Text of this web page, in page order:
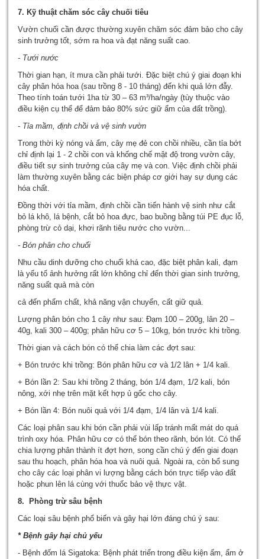
7. Kỹ thuật chăm sóc cây chuối tiêu
Vườn chuối cần được thường xuyên chăm sóc đảm bảo cho cây
sinh trưởng tốt, sớm ra hoa và đạt năng suất cao.
- Tưới nước
Thời gian hạn, ít mưa cần phải tưới. Đặc biệt chú ý giai đoạn khi
cây phân hóa hoa (sau trồng 8 - 10 tháng) đến khi quả lớn đẫy.
Theo tính toán tưới 1ha từ 30 – 63 m³/ha/ngày (tùy thuộc vào
điều kiện cụ thể để đảm bảo 80% sức giữ ẩm của đất trồng).
- Tỉa mầm, định chồi và vệ sinh vườn
Trong thời kỳ nóng và ẩm, cây mẹ đẻ con chồi nhiều, cần tỉa bớt
chỉ định lại 1 - 2 chồi con và khống chế mật độ trong vườn cây,
điều tiết sự sinh trưởng của cây mẹ và con. Việc định chồi phải
làm thường xuyên bằng các biện pháp cơ giới hay sự dụng các
hóa chất.
Đồng thời với tỉa mầm, định chồi cần tiến hành vệ sinh như cắt
bỏ lá khô, lá bệnh, cắt bỏ hoa đực, bao buồng bằng túi PE đục lỗ,
phòng trừ cỏ dại, khơi rãnh tiêu nước cho vườn...
- Bón phân cho chuối
Nhu cầu dinh dưỡng cho chuối khá cao, đặc biệt phân kali, đạm
là yếu tố ảnh hưởng rất lớn không chỉ đến thời gian sinh trưởng,
năng suất quả mà còn
cả đến phẩm chất, khả năng vận chuyển, cất giữ quả.
Lượng phân bón cho 1 cây như sau: Đạm 100 – 200g, lân 20 –
40g, kali 300 – 400g; phân hữu cơ 5 – 10kg, bón trước khi trồng.
Thời gian và cách bón có thể chia làm các đợt sau:
+ Bón trước khi trồng: Bón phân hữu cơ và 1/2 lân + 1/4 kali.
+ Bón lần 2: Sau khi trồng 2 tháng, bón 1/4 đạm, 1/2 kali, bón
nông, xới nhẹ trên mặt kết hợp ủ gốc cho cây.
+ Bón lần 4: Bón nuôi quả với 1/4 đạm, 1/4 lân và 1/4 kali.
Các loại phân sau khi bón cần phải vùi lấp tránh mất mát do quá
trình oxy hóa. Phân hữu cơ có thể bón theo rãnh, bón lót. Có thể
chia lượng phân thành ít đợt hơn, song cần chú ý đến giai đoạn
sau thu hoạch, phân hóa hoa và nuôi quả. Ngoài ra, còn bổ sung
cho cây các loại phân vi lượng bằng cách bón trực tiếp vào đất
hoặc phun lên lá cùng với thuốc bảo vệ thực vật.
8. Phòng trừ sâu bệnh
Các loại sâu bệnh phổ biến và gây hại lớn đáng chú ý sau:
* Bệnh gây hại chủ yếu
- Bệnh đốm lá Sigatoka: Bệnh phát triển trong điều kiện ấm, ẩm ở